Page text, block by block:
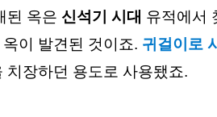
된 옥은
신석기 시대 유적에서
이 발견된 것이죠. 귀걸이로
치장하던 용도로 사용됐죠.